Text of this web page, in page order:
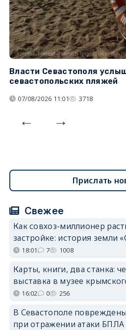
Власти Севастополя
севастопольских пляжей
07/08/2026 11:01 3718
Прислать
Свежее
Как совхоз-миллионер
застройке: история земли
18:01 7 1008
Карты, книги, два станка:
выставка в музее
16:02 0 256
В Севастополе
при отражении атаки БПЛА